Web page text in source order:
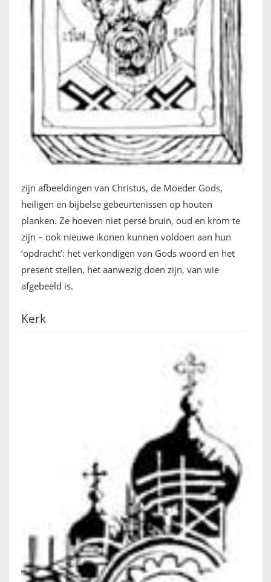
IKONEN, EEN INTRODUCTIE
OVER DE STICHTING
LEXIKON
EXPOSITIES
SCHILDERCURSUSSEN
MATERIALEN
DOEN OF LATEN
ENGLISH
FRANÇAIS
zijn afbeeldingen van Christus, de Moeder Gods,
heiligen en bijbelse gebeurtenissen op houten
planken. Ze hoeven niet persé bruin, oud en krom te
zijn – ook nieuwe ikonen kunnen voldoen aan hun
‘opdracht’: het verkondigen van Gods woord en het
present stellen, het aanwezig doen zijn, van wie
afgebeeld is.
Kerk